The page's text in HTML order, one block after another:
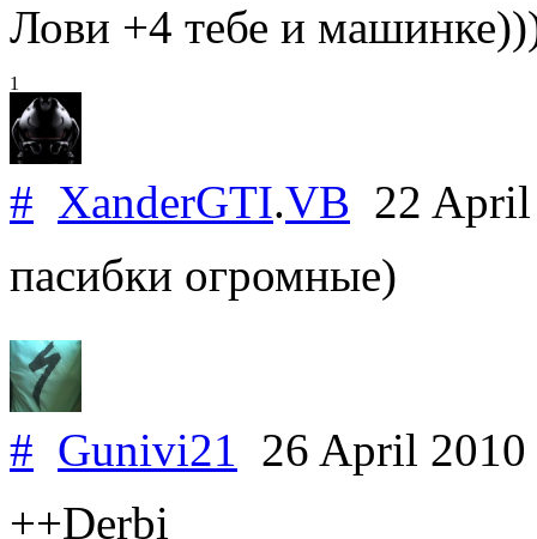
Лови +4 тебе и
1
# XanderGTI.VB 22
пасибки огромные)
# Gunivi21 26 April 2010
++Derbi